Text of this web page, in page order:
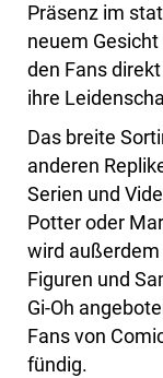
Präsenz im
neuem
den Fans
ihre
Das breite
anderen
Serien und
Potter oder
wird außerdem
Figuren und
Gi-Oh
Fans von
fündig.